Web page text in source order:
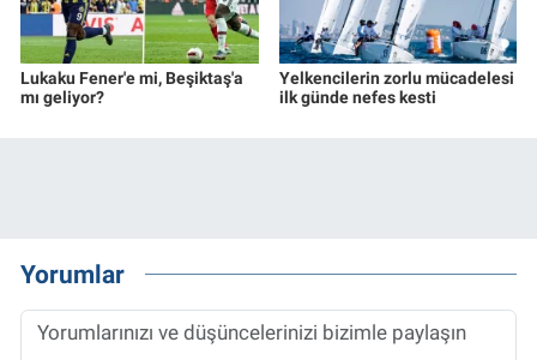
Lukaku Fener'e mi, Beşiktaş'a
mı geliyor?
Yelkencilerin zorlu mücadelesi
ilk günde nefes kesti
Yorumlar